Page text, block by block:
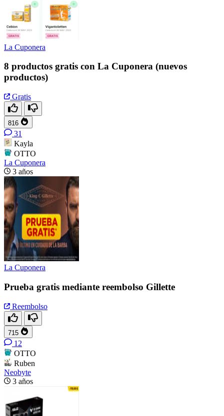
La Cuponera
8 productos gratis con La Cuponera (nuevos
productos)
Gratis
816
31
Kayla
OTTO
La Cuponera
3 años
La Cuponera
Prueba gratis mediante reembolso Gillette
Reembolso
715
12
OTTO
Ruben
Neobyte
3 años